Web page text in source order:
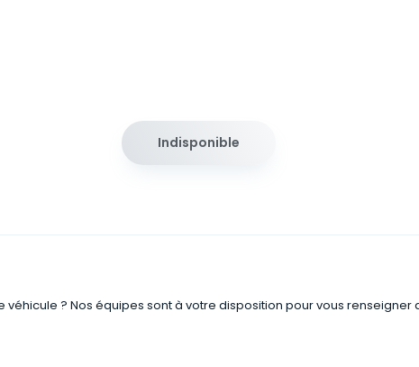
Indisponible
? Nos équipes sont à votre disposition pour vous renseigner